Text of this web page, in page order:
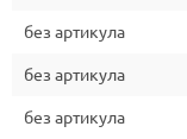
без артикула
без артикула
без артикула